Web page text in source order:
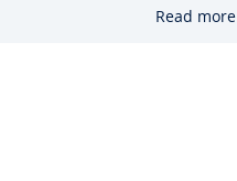
Read more